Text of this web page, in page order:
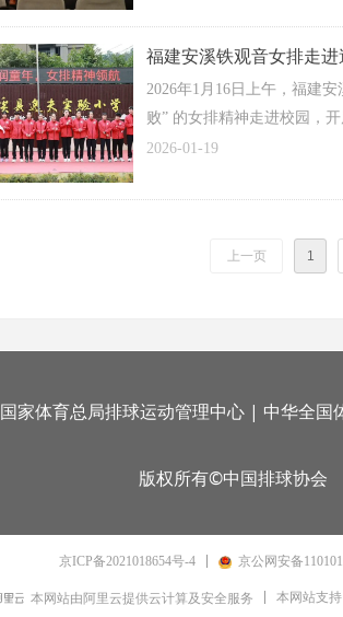
福建安溪铁观音女排走
2026年1月16日上午，福建
败” 的女排精神走进校园，
2026-01-19
上一页 1
国家体育总局排球运动管理中心 | 中华全国
版权所有©中国排球协会
京ICP备2021018654号-4 京公网安备
本网站由阿里云提供云计算及安全服务 本网站支持